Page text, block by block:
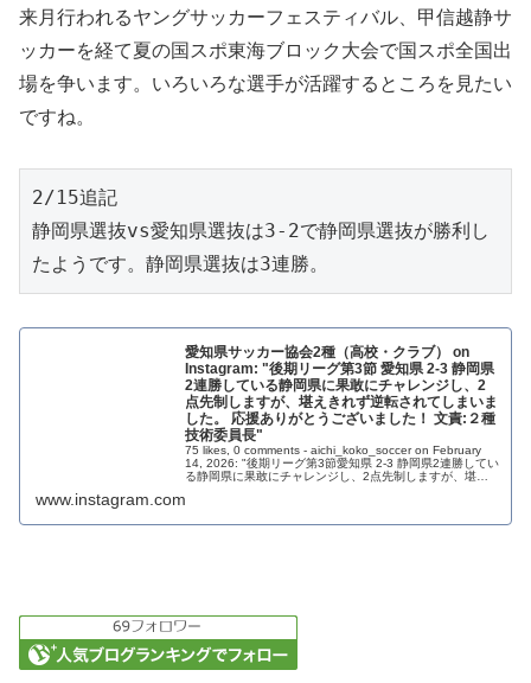
来月行われるヤングサッカーフェスティバル、甲信越静サ
ッカーを経て夏の国スポ東海ブロック大会で国スポ全国出
場を争います。いろいろな選手が活躍するところを見たい
ですね。
2/15追記
静岡県選抜vs愛知県選抜は3-2で静岡県選抜が勝利し
たようです。静岡県選抜は3連勝。
愛知県サッカー協会2種（高校・クラブ） on
Instagram: "後期リーグ第3節 愛知県 2-3 静岡県
2連勝している静岡県に果敢にチャレンジし、2
点先制しますが、堪えきれず逆転されてしまいま
した。 応援ありがとうございました！ 文責:２種
技術委員長"
75 likes, 0 comments - aichi_koko_soccer on February
14, 2026: "後期リーグ第3節愛知県 2-3 静岡県2連勝してい
る静岡県に果敢にチャレンジし、2点先制しますが、堪え
www.instagram.com